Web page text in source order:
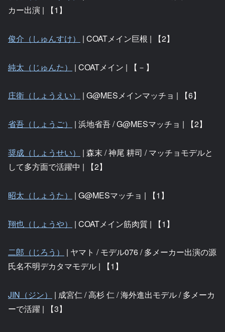
カー出演 | 【1】
俊介（しゅんすけ） | COATメイン巨根 | 【2】
純太（じゅんた） | COATメイン | 【－】
庄衛（しょうえい） | G@MESメインマッチョ | 【6】
省吾（しょうご） | 浜地省吾 / G@MESマッチョ | 【2】
奨成（しょうせい）
| 森末 / 神尾 耕司 / マッチョモデルと
して多方面で活躍中 | 【2】
昭太（しょうた） | G@MESマッチョ | 【1】
翔也（しょうや） | COATメイン筋肉質 | 【1】
二郎（じろう）
| ヤマト / モデル076 / 多メーカー出演の源
氏名不明デカタマモデル | 【1】
JIN（ジン）
| 成宮仁 / 高杉 仁 / 海外進出モデル / 多メーカ
ーで活躍 | 【3】